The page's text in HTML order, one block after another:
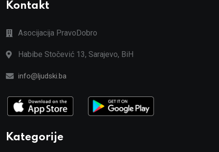
Kontakt
Asocijacija PravoDobro
Habibe Stočević 13, Sarajevo, BiH
info@ljudski.ba
Kategorije